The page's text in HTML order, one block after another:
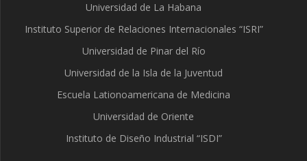
Universidad de La Habana
Instituto Superior de Relaciones Internacionales “ISRI”
Universidad de Pinar del Río
Universidad de la Isla de la Juventud
Escuela Lationoamericana de Medicina
Universidad de Oriente
Instituto de Diseño Industrial “ISDI”